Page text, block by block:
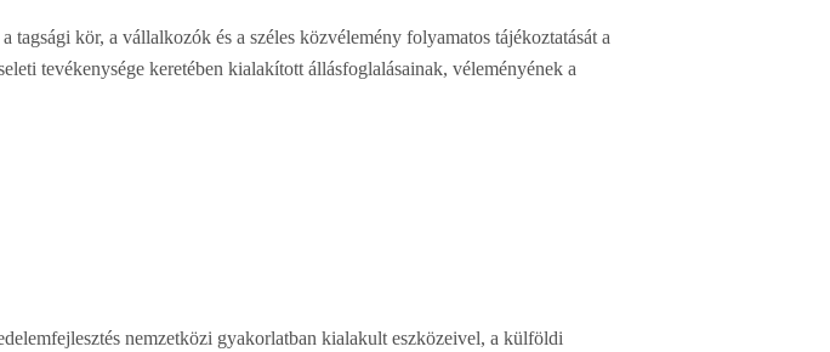
kör, a vállalkozók és a széles közvélemény folyamatos tájékoztatását a
tevékenysége keretében kialakított állásfoglalásainak, véleményének a
nemzetközi gyakorlatban kialakult eszközeivel, a külföldi